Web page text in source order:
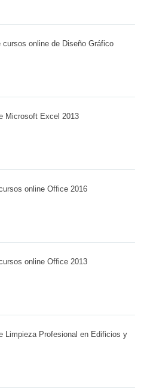
cursos online de Diseño Gráfico
Microsoft Excel 2013
online Office 2016
online Office 2013
Limpieza Profesional en Edificios y